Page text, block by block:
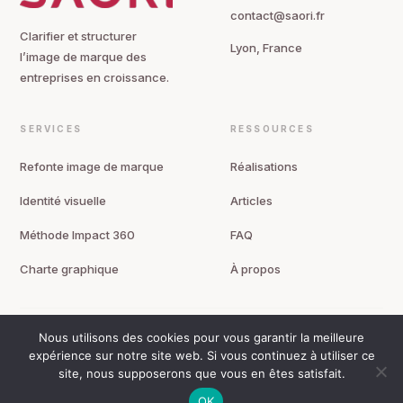
Clarifier et structurer
l’image de marque des
entreprises en croissance.
SERVICES
Refonte image de marque
Identité visuelle
Méthode Impact 360
Charte graphique
RESSOURCES
Réalisations
Articles
FAQ
À propos
contact@saori.fr
Lyon, France
© 2026 SAORI — Image de marque & identité visuelle. Tous droits réservés.
Mentions légalesPolitique de confidentialité
Nous utilisons des cookies pour vous garantir la meilleure
expérience sur notre site web. Si vous continuez à utiliser ce
site, nous supposerons que vous en êtes satisfait.